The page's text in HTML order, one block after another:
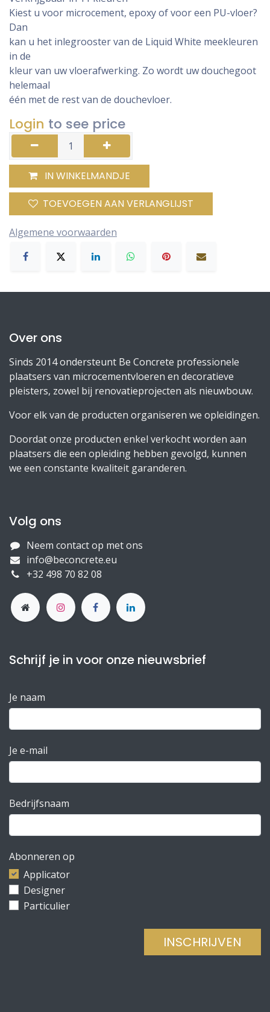
Kiest u voor microcement, epoxy of voor een PU-vloer?
Dan
kan u het inlegrooster van de Liquid White meekleuren
in de
kleur van uw vloerafwerking. Zo wordt uw douchegoot
helemaal
één met de rest van de douchevloer.
Login to see price
IN WINKELMANDJE
TOEVOEGEN AAN VERLANGLIJST
Algemene voorwaarden
Over ons
Sinds 2014 ondersteunt Be Concrete professionele
plaatsers van microcementvloeren en decoratieve
pleisters, zowel bij renovatieprojecten als nieuwbouw.
Voor elk van de producten organiseren we opleidingen.
Doordat onze producten enkel verkocht worden aan
plaatsers die een opleiding hebben gevolgd, kunnen
we een constante kwaliteit garanderen.
Volg ons
Neem contact op met ons
info@beconcrete.eu
+32 498 70 82 08
Schrijf je in voor onze nieuwsbrief
Je naam
Je e-mail
Bedrijfsnaam
Abonneren op
Applicator
Designer
Particulier
INSCHRIJVEN